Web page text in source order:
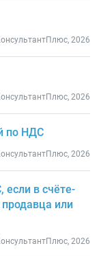
2026
2026
по НДС
2026
если в счёте-
или
2026